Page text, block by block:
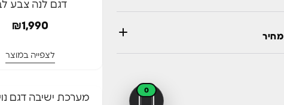
מחיר
דגם לנה צבע
₪1,990
לצפייה במוצר
המלאי אזל
⁦מערכת ישיבה דגם
0